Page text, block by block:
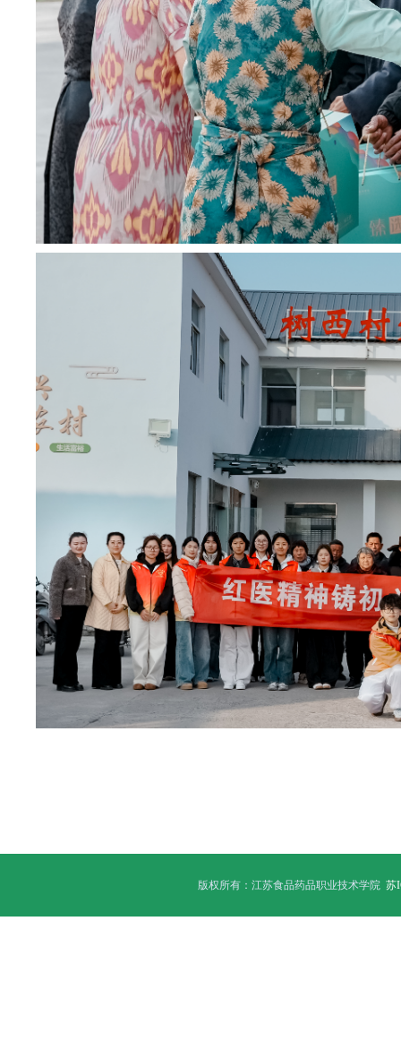
版权所有：江苏食品药品职业技术学院 苏